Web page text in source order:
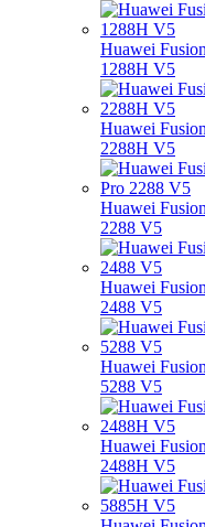
Huawei
1288H V5
Huawei
2288H V5
Huawei
2288 V5
Huawei
2488 V5
Huawei
5288 V5
Huawei
2488H V5